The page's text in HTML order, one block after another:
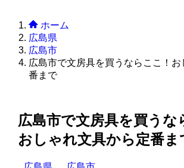
ホーム
広島県
広島市
広島市で文房具を買うならここ！
番まで
広島市で文房具を買うな
おしゃれ文具から定番ま